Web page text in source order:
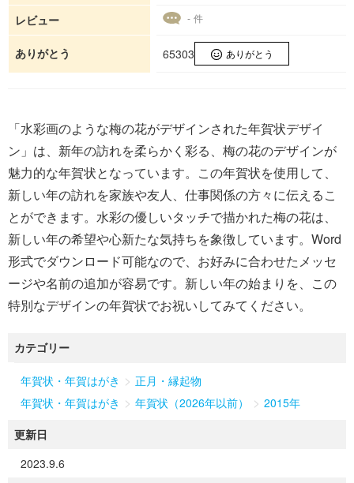
レビュー
- 件
ありがとう 65303 ありがとう
「水彩画のような梅の花がデザインされた年賀状デザイ
ン」は、新年の訪れを柔らかく彩る、梅の花のデザインが
魅力的な年賀状となっています。この年賀状を使用して、
新しい年の訪れを家族や友人、仕事関係の方々に伝えるこ
とができます。水彩の優しいタッチで描かれた梅の花は、
新しい年の希望や心新たな気持ちを象徴しています。Word
形式でダウンロード可能なので、お好みに合わせたメッセ
ージや名前の追加が容易です。新しい年の始まりを、この
特別なデザインの年賀状でお祝いしてみてください。
カテゴリー
年賀状・年賀はがき > 正月・縁起物
年賀状・年賀はがき > 年賀状（2026年以前） > 2015年
更新日
2023.9.6